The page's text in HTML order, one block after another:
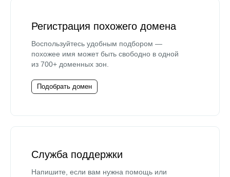
Регистрация похожего домена
Воспользуйтесь удобным подбором —
похожее имя может быть свободно в одной
из 700+ доменных зон.
Подобрать домен
Служба поддержки
Напишите, если вам нужна помощь или